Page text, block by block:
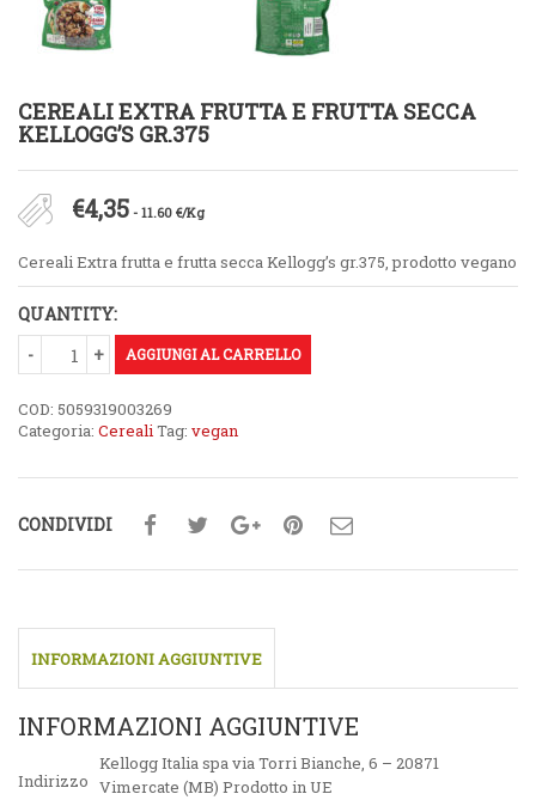
CEREALI EXTRA FRUTTA E FRUTTA SECCA
KELLOGG’S GR.375
€4,35 - 11.60 €/Kg
Cereali Extra frutta e frutta secca Kellogg’s gr.375, prodotto vegano
QUANTITY:
AGGIUNGI AL CARRELLO
COD: 5059319003269
Categoria: CerealiTag: vegan
CONDIVIDI
INFORMAZIONI AGGIUNTIVE
INFORMAZIONI AGGIUNTIVE
Indirizzo
Kellogg Italia spa via Torri Bianche, 6 – 20871
Vimercate (MB) Prodotto in UE